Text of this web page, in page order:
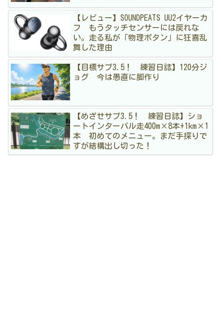
【レビュー】SOUNDPEATS UU2イヤーカ
フ もうタッチセンサーには戻れな
い。走る私が「物理ボタン」に狂喜乱
舞した理由
【目標サブ3.5！ 練習日誌】120分ジ
ョグ 今は愚直に脚作り
【めざせサブ3.5！ 練習日誌】ショ
ートインターバル走400m×8本+1km×1
本 初めてのメニュー。まだ手探りで
すが結構出し切った！